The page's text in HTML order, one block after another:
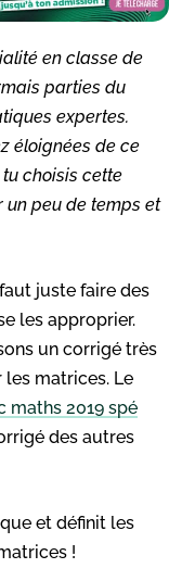
en classe de
parties du
expertes.
éloignées de ce
tu choisis cette
peu de temps et
juste faire des
les approprier.
un corrigé très
les matrices. Le
maths 2019 spé
des autres
et définit les
!